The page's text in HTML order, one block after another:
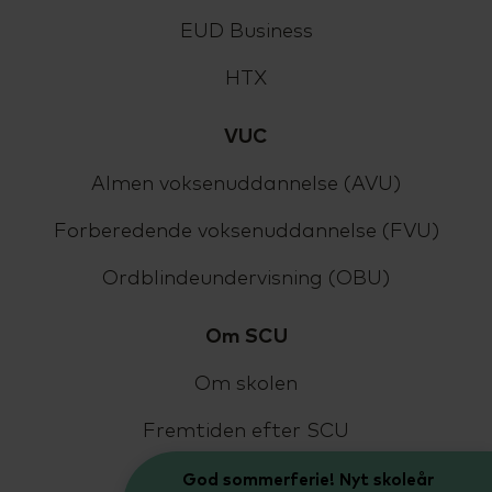
EUD Business
HTX
VUC
Almen voksenuddannelse (AVU)
Forberedende voksenuddannelse (FVU)
Ordblindeundervisning (OBU)
Om SCU
Om skolen
Fremtiden efter SCU
Find medarbejder
God sommerferie! Nyt skoleår